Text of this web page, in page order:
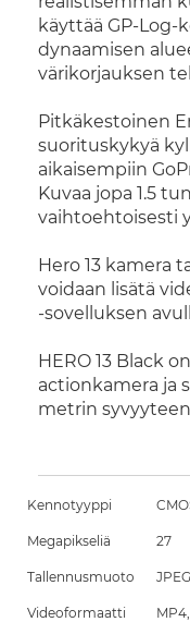
käyttää GP-Log-
dynaamisen
värikorjauksen
Pitkäkestoinen
suorituskykyä
aikaisempiin
Kuvaa jopa 1.5
vaihtoehtoisesti
Hero 13 kamera
voidaan lisätä
-sovelluksen
HERO 13 Black
actionkamera ja
metrin
Kennotyyppi
Megapikseliä 27
Tallennusmuoto
Videoformaatti